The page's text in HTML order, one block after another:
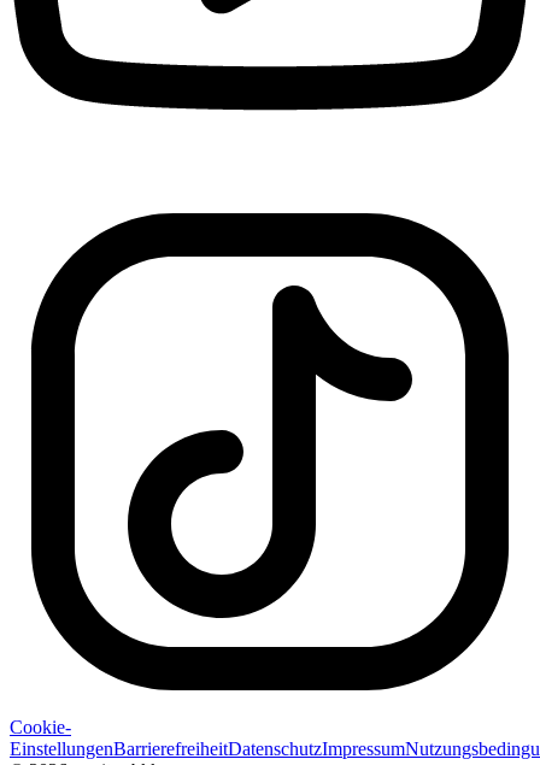
Cookie-
EinstellungenBarrierefreiheitDatenschutzImpressum